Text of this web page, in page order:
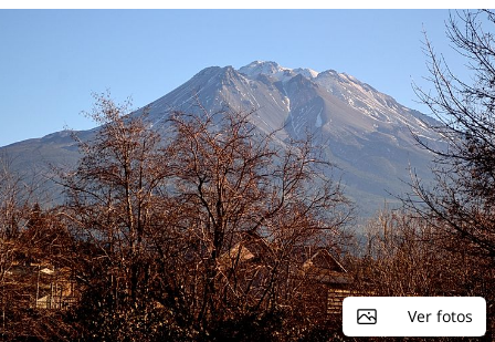
Ver fotos